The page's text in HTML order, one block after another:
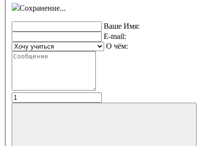
Сохранение...
Ваше Имя:
E-mail:
О чём: